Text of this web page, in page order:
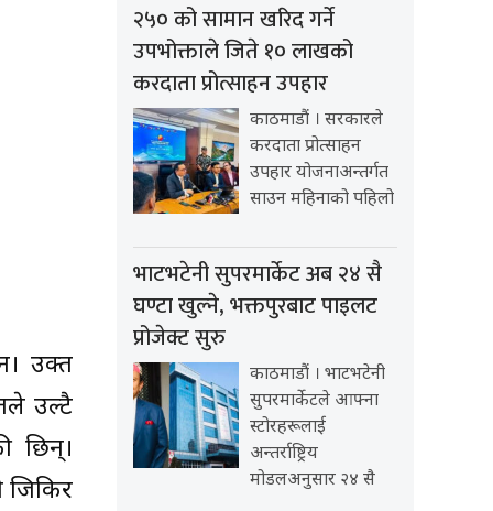
उक्त
उल्टै
छिन्।
जिकिर
२५० को सामान खरिद गर्ने
उपभोक्ताले जिते १० लाखको
करदाता प्रोत्साहन उपहार
काठमाडौं । सरकारले
करदाता प्रोत्साहन
उपहार योजनाअन्तर्गत
साउन महिनाको पहिलो
भाटभटेनी सुपरमार्केट अब २४ सै
घण्टा खुल्ने, भक्तपुरबाट पाइलट
प्रोजेक्ट सुरु
काठमाडौं । भाटभटेनी
सुपरमार्केटले आफ्ना
स्टोरहरूलाई
अन्तर्राष्ट्रिय
मोडलअनुसार २४ सै